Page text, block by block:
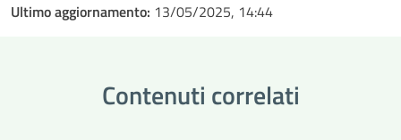
Ultimo aggiornamento: 13/05/2025, 14:44
Contenuti correlati